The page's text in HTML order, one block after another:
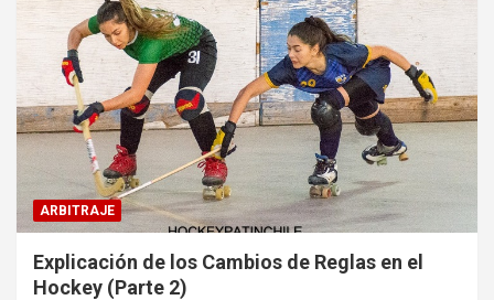
ARBITRAJE
Explicación de los Cambios de Reglas en el
Hockey (Parte 2)